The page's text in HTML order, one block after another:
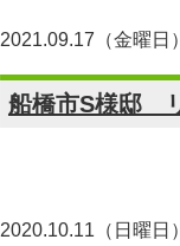
2021.09.17（金曜日）
船橋市S様邸
2020.10.11（日曜日）